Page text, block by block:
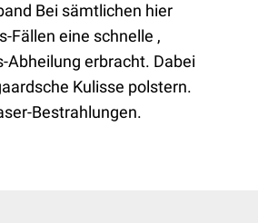
Bei sämtlichen hier
Fällen eine schnelle ,
Abheilung erbracht. Dabei
Kulisse polstern.
Bestrahlungen.